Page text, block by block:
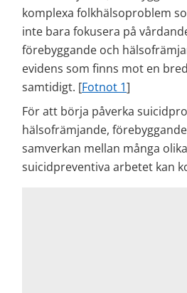
komplexa folkhälsoproblem
inte bara fokusera på
förebyggande och
evidens som finns mot en
samtidigt. [Fotnot 1]
För att börja påverka
hälsofrämjande,
samverkan mellan många
suicidpreventiva arbetet kan